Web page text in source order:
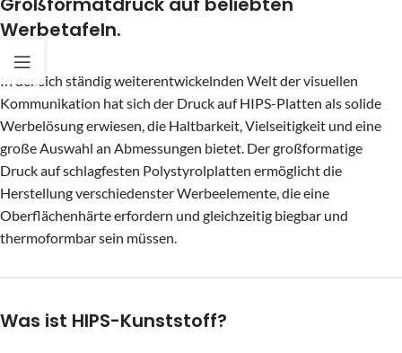
Werbetafeln.
In der sich ständig weiterentwickelnden Welt der visuellen
Kommunikation hat sich der Druck auf HIPS-Platten als solide
Werbelösung erwiesen, die Haltbarkeit, Vielseitigkeit und eine
große Auswahl an Abmessungen bietet. Der großformatige
Druck auf schlagfesten Polystyrolplatten ermöglicht die
Herstellung verschiedenster Werbeelemente, die eine
Oberflächenhärte erfordern und gleichzeitig biegbar und
thermoformbar sein müssen.
Was ist HIPS-Kunststoff?